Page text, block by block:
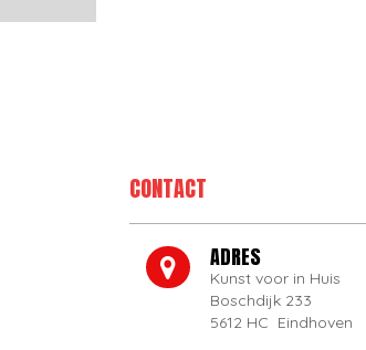
CONTACT
ADRES
Kunst voor in Huis
Boschdijk 233
5612 HC Eindhoven